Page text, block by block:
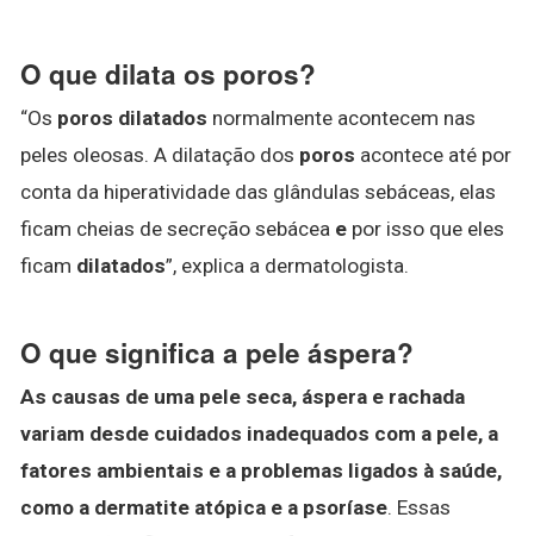
O que dilata os poros?
“Os poros dilatados normalmente acontecem nas
peles oleosas. A dilatação dos poros acontece até por
conta da hiperatividade das glândulas sebáceas, elas
ficam cheias de secreção sebácea e por isso que eles
ficam dilatados”, explica a dermatologista.
O que significa a pele áspera?
As causas de uma pele seca, áspera e rachada
variam desde cuidados inadequados com a pele, a
fatores ambientais e a problemas ligados à saúde,
como a dermatite atópica e a psoríase. Essas